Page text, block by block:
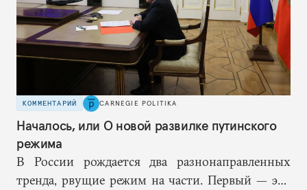
КОММЕНТАРИЙ CARNEGIE POLITIKA
Началось, или О новой развилке путинского
режима
В России рождается два разнонаправленных
тренда, рвущие режим на части. Первый — это